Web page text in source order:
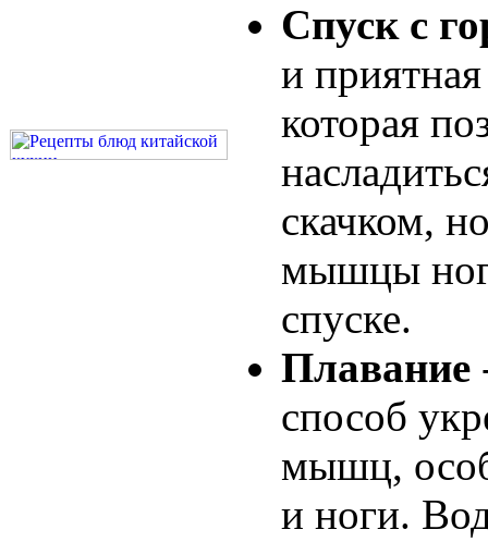
Спуск с
и
которая
скачком,
мышцы
спуске.
Плавание
способ
мышц,
и ноги.